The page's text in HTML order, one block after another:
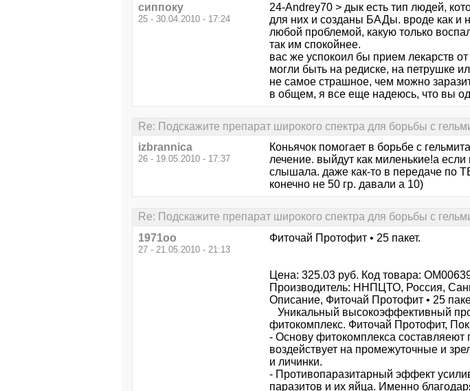
сиппоку
25 - 30.04.2010 - 17:24
24-Andrey70 > дык есть тип людей,
для них и созданы БАДы. вроде как и
любой проблемой, какую только
так им спокойнее.
вас же успокоил бы прием лекарств
могли быть на редиске, на петрушке
не самое страшное, чем можно
в общем, я все еще надеюсь, что вы
Re: Подскажите препарат широкого спектра для борьбы с
izbrannica
26 - 19.05.2010 - 17:37
Коньячок помогает в борьбе с
лечение. выйдут как миленькие!а
слышала. даже как-то в передаче по
конечно не 50 гр. давали а 10)
Re: Подскажите препарат широкого спектра для борьбы с
1971oo
27 - 21.05.2010 - 21:13
Фиточай Протофит • 25 пакет.
Цена: 325.03 руб. Код товара:
Производитель: ННПЦТО, Россия,
Описание, Фиточай Протофит • 25
Уникальный высокоэффективный
фитокомплекс. Фиточай Протофит,
- Основу фитокомплекса
воздействует на промежуточные и
и личинки.
- Противопаразитарный эффект
паразитов и их яйца. Именно